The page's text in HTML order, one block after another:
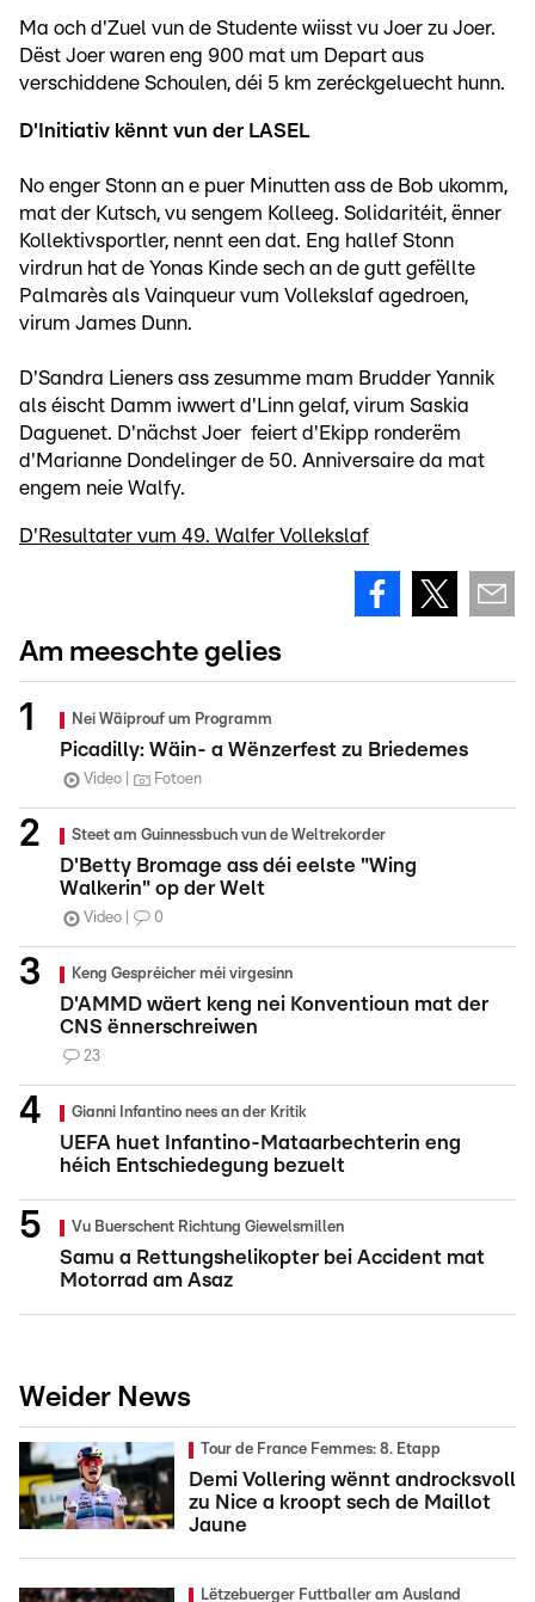
Ma och d'Zuel vun de Studente wiisst vu Joer zu Joer.
Dëst Joer waren eng 900 mat um Depart aus
verschiddene Schoulen, déi 5 km zeréckgeluecht hunn.
D'Initiativ kënnt vun der LASEL
No enger Stonn an e puer Minutten ass de Bob ukomm,
mat der Kutsch, vu sengem Kolleeg. Solidaritéit, ënner
Kollektivsportler, nennt een dat. Eng hallef Stonn
virdrun hat de Yonas Kinde sech an de gutt gefëllte
Palmarès als Vainqueur vum Vollekslaf agedroen,
virum James Dunn.
D'Sandra Lieners ass zesumme mam Brudder Yannik
als éischt Damm iwwert d'Linn gelaf, virum Saskia
Daguenet. D'nächst Joer feiert d'Ekipp ronderëm
d'Marianne Dondelinger de 50. Anniversaire da mat
engem neie Walfy.
D'Resultater vum 49. Walfer Vollekslaf
Am meeschte gelies
Nei Wäiprouf um Programm
Picadilly: Wäin- a Wënzerfest zu Briedemes
Video Fotoen
Steet am Guinnessbuch vun de Weltrekorder
D'Betty Bromage ass déi eelste "Wing
Walkerin" op der Welt
Video 0
Keng Gespréicher méi virgesinn
D'AMMD wäert keng nei Konventioun mat der
CNS ënnerschreiwen
23
Gianni Infantino nees an der Kritik
UEFA huet Infantino-Mataarbechterin eng
héich Entschiedegung bezuelt
Vu Buerschent Richtung Giewelsmillen
Samu a Rettungshelikopter bei Accident mat
Motorrad am Asaz
Weider News
Tour de France Femmes: 8. Etapp
Demi Vollering wënnt androcksvoll
zu Nice a kroopt sech de Maillot
Jaune
Lëtzebuerger Futtballer am Ausland